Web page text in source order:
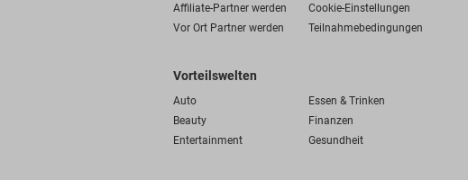
Affiliate-Partner werden
Cookie-Einstellungen
Vor Ort Partner werden
Teilnahmebedingungen
Vorteilswelten
Auto Essen & Trinken
Beauty
Finanzen
Entertainment
Gesundheit